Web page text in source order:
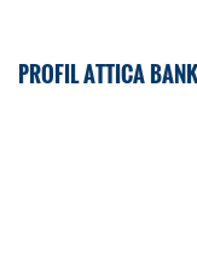
PROFIL ATTICA